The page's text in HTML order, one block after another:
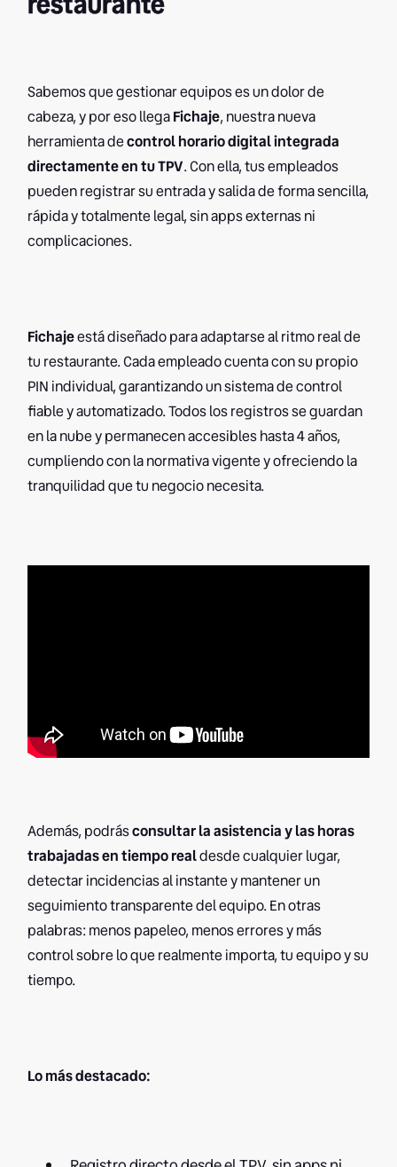
Sabemos que gestionar equipos es un dolor de
cabeza, y por eso llegaFichaje, nuestra nueva
herramienta decontrol horario digital integrada
directamente en tu TPV. Con ella, tus empleados
pueden registrar su entrada y salida de forma sencilla,
rápida y totalmente legal, sin apps externas ni
complicaciones.
Fichajeestá diseñado para adaptarse al ritmo real de
tu restaurante. Cada empleado cuenta con su propio
PIN individual, garantizando un sistema de control
fiable y automatizado. Todos los registros se guardan
en la nube y permanecen accesibles hasta 4 años,
cumpliendo con la normativa vigente y ofreciendo la
tranquilidad que tu negocio necesita.
Además, podrásconsultar la asistencia y las horas
trabajadas en tiempo realdesde cualquier lugar,
detectar incidencias al instante y mantener un
seguimiento transparente del equipo. En otras
palabras: menos papeleo, menos errores y más
control sobre lo que realmente importa, tu equipo y su
tiempo.
Lo más destacado: